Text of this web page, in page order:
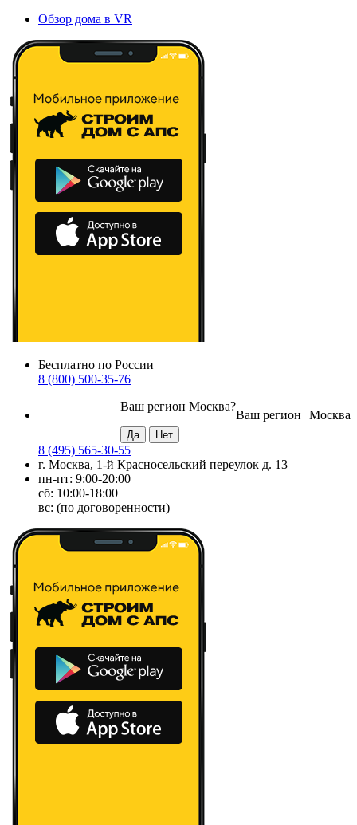
Обзор дома в VR
Бесплатно по России
8 (800) 500-35-76
Москва
Ваш регион
Ваш регион Москва?
8 (495) 565-30-55
г. Москва, 1-й Красносельский переулок д. 13
пн-пт: 9:00-20:00
сб: 10:00-18:00
вс: (по договоренности)